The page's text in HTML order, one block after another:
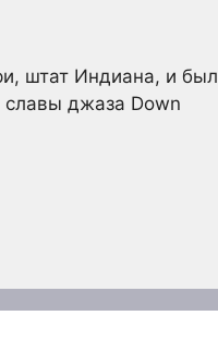
штат Индиана, и был
джаза Down